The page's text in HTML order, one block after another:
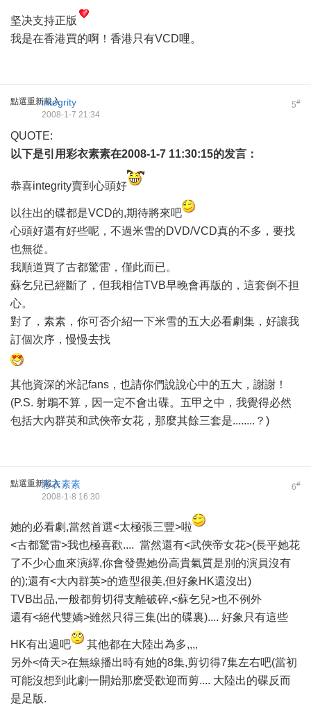
坚决支持正版
我是在香港買的啊！香港只有VCD哩。
點選重新載入 5#
integrity
2008-1-7 21:34
QUOTE:
以下是引用彩衣素素在2008-1-7 11:30:15的发言：
恭喜integrity賣到心頭好
以往出的碟都是VCD的,期待將來吧
心頭好還有好些呢，不過米雪的DVD/VCD真的不多，要找
也無從。
我順道買了古都驚雷，僅此而已。
蘇乞兒已經斷了，但我相信TVB早晚會再版的，這套倒不担
心。
對了，素素，你可否介紹一下米雪的五大必看劇集，好讓我
訂個次序，慢慢去找
其他資深的米記fans，也請你們說說心中的五大，謝謝！
(P.S. 射鵰不算，因一定不會出碟。五甲之中，我覺得必然
包括大內群英和武俠帝女花，那麼其餘三套是........？)
點選重新載入 6#
彩衣素素
2008-1-8 16:30
她的必看劇,當然首選<太極張三豐>啦
<古都驚雷>我也極喜歡.... 當然還有<武俠帝女花>(長平她花
了不少心血來演繹,你會發覺她份高貴氣質是別的演員沒有
的);還有<大內群英>的造型很美,但好象HK還沒出)
TVB出品,一般都剪切得支離破碎,<蘇乞兒>也不例外
還有<絕代雙嬌>雖然只得三集(出的碟裏).... 好象只有這些
HK有出過吧
其他都在大陸出為多,,,,
另外<倚天>在無線播出時有她的8集,剪切得7集左右吧(當初
可能沒想到此劇一開始那麽受歡迎而剪.... 大陸出的碟反而
是足版.